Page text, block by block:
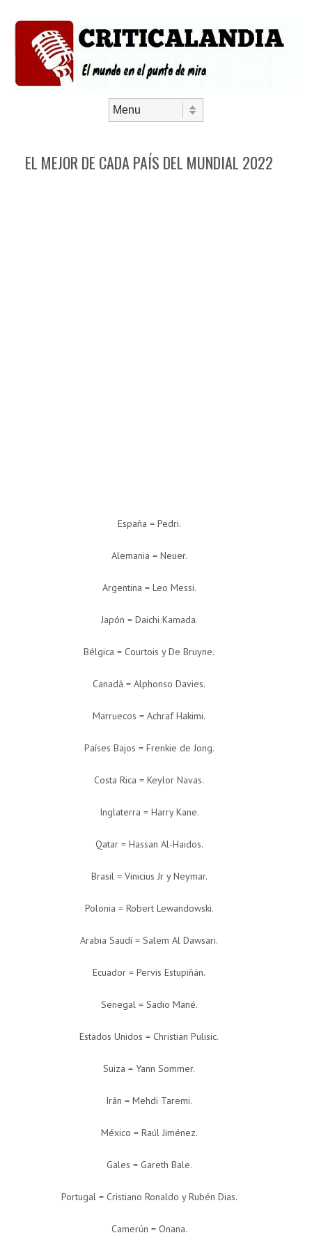
EL MEJOR DE CADA PAÍS DEL MUNDIAL 2022
España = Pedri.
Alemania = Neuer.
Argentina = Leo Messi.
Japón = Daichi Kamada.
Bélgica = Courtois y De Bruyne.
Canadá = Alphonso Davies.
Marruecos = Achraf Hakimi.
Países Bajos = Frenkie de Jong.
Costa Rica = Keylor Navas.
Inglaterra = Harry Kane.
Qatar = Hassan Al-Haidos.
Brasil = Vinicius Jr y Neymar.
Polonia = Robert Lewandowski.
Arabia Saudí = Salem Al Dawsari.
Ecuador = Pervis Estupiñán.
Senegal = Sadio Mané.
Estados Unidos = Christian Pulisic.
Suiza = Yann Sommer.
Irán = Mehdi Taremi.
México = Raúl Jiménez.
Gales = Gareth Bale.
Portugal = Cristiano Ronaldo y Rubén Dias.
Camerún = Onana.